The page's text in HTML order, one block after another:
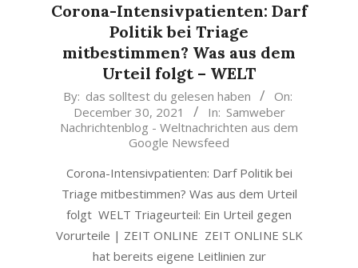
Corona-Intensivpatienten: Darf
Politik bei Triage
mitbestimmen? Was aus dem
Urteil folgt – WELT
2021-
30
By: das solltest du gelesen haben
On:
December 30, 2021
In: Samweber
Nachrichtenblog - Weltnachrichten aus dem
Google Newsfeed
Corona-Intensivpatienten: Darf Politik bei
Triage mitbestimmen? Was aus dem Urteil
folgt WELT Triageurteil: Ein Urteil gegen
Vorurteile | ZEIT ONLINE ZEIT ONLINE SLK
hat bereits eigene Leitlinien zur